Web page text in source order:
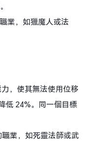
業，如獵魔人或法
，使其無法使用位移
低 24%。同一個目標
業，如死靈法師或武